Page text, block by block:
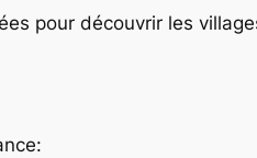
pour découvrir les